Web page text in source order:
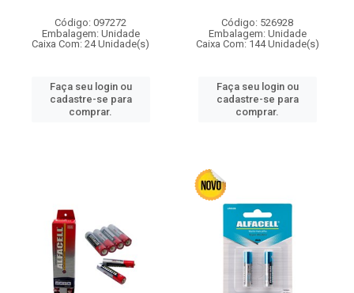
Código: 097272
Embalagem: Unidade
Caixa Com: 24 Unidade(s)
Faça seu login ou
cadastre-se para
comprar.
Código: 526928
Embalagem: Unidade
Caixa Com: 144 Unidade(s)
Faça seu login ou
cadastre-se para
comprar.